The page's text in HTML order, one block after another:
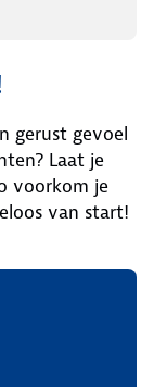
gerust gevoel
Laat je
voorkom je
van start!